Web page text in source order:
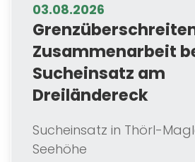
03.08.2026
Zusammenarbeit
Sucheinsatz am
Dreiländereck
Sucheinsatz in Thörl-
Seehöhe